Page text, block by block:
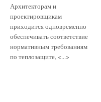
Архитекторам и
проектировщикам
приходится одновременно
обеспечивать соответствие
нормативным требованиям
по теплозащите, <...>